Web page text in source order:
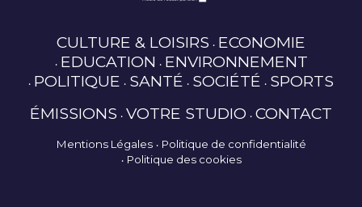
CULTURE & LOISIRS ECONOMIE
EDUCATION ENVIRONNEMENT
POLITIQUE SANTÉ SOCIÉTÉ SPORTS
ÉMISSIONS VOTRE STUDIO CONTACT
Mentions Légales
Politique de confidentialité
Politique des cookies